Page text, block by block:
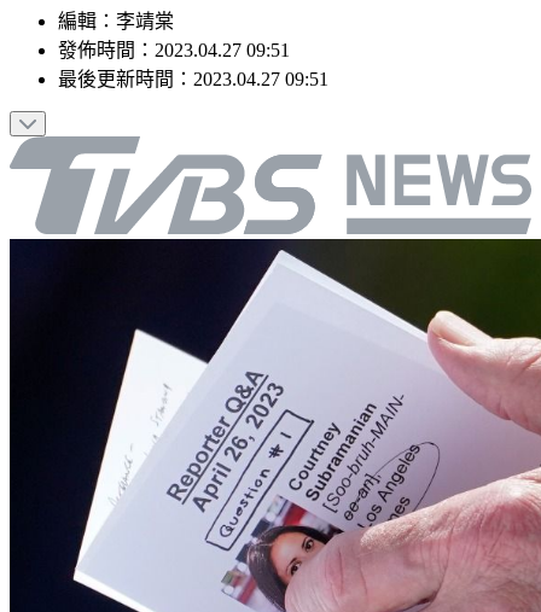
發佈時間：2023.04.27 09:51
最後更新時間：2023.04.27 09:51